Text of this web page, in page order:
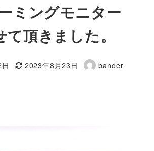
ミングモニター
て頂きました。
更新日
2023年8月23日
著
bander